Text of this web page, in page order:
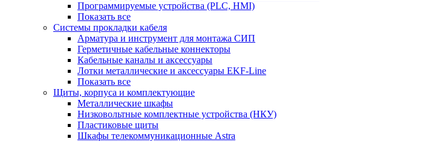
Программируемые устройства (PLC, HMI)
Показать все
Системы прокладки кабеля
Арматура и инструмент для монтажа СИП
Герметичные кабельные коннекторы
Кабельные каналы и аксессуары
Лотки металлические и аксессуары EKF-Line
Показать все
Щиты, корпуса и комплектующие
Металлические шкафы
Низковольтные комплектные устройства (НКУ)
Пластиковые щиты
Шкафы телекоммуникационные Astra